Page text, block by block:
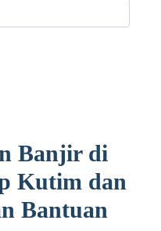
Banjir di
Kutim dan
Bantuan